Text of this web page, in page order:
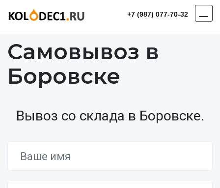
+7 (987) 077-70-32
Самовывоз в
Боровске
Вывоз со склада в Боровске.